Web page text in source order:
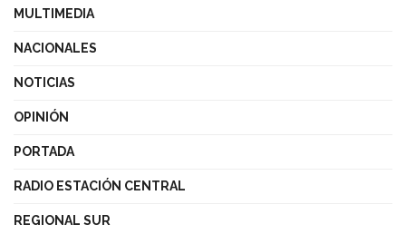
MULTIMEDIA
NACIONALES
NOTICIAS
OPINIÓN
PORTADA
RADIO ESTACIÓN CENTRAL
REGIONAL SUR